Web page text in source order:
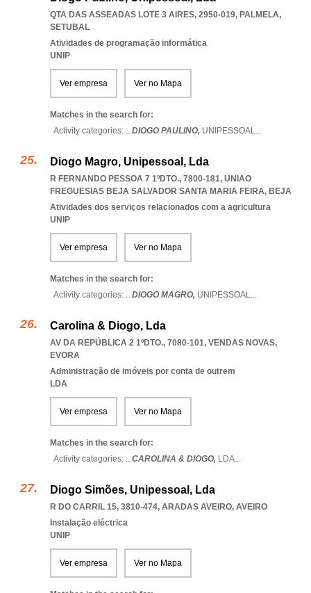
QTA DAS ASSEADAS LOTE 3 AIRES, 2950-019, PALMELA,
SETUBAL
Atividades de programação informática
UNIP
Ver empresa Ver no Mapa
Matches in the search for:
Activity categories: ...DIOGO PAULINO, UNIPESSOAL...
Diogo Magro, Unipessoal, Lda
R FERNANDO PESSOA 7 1ºDTO., 7800-181, UNIAO
FREGUESIAS BEJA SALVADOR SANTA MARIA FEIRA, BEJA
Atividades dos serviços relacionados com a agricultura
UNIP
Ver empresa Ver no Mapa
Matches in the search for:
Activity categories: ...DIOGO MAGRO, UNIPESSOAL...
Carolina & Diogo, Lda
AV DA REPÚBLICA 2 1ºDTO., 7080-101, VENDAS NOVAS,
EVORA
Administração de imóveis por conta de outrem
LDA
Ver empresa Ver no Mapa
Matches in the search for:
Activity categories: ...CAROLINA & DIOGO, LDA...
Diogo Simões, Unipessoal, Lda
R DO CARRIL 15, 3810-474, ARADAS AVEIRO, AVEIRO
Instalação eléctrica
UNIP
Ver empresa Ver no Mapa